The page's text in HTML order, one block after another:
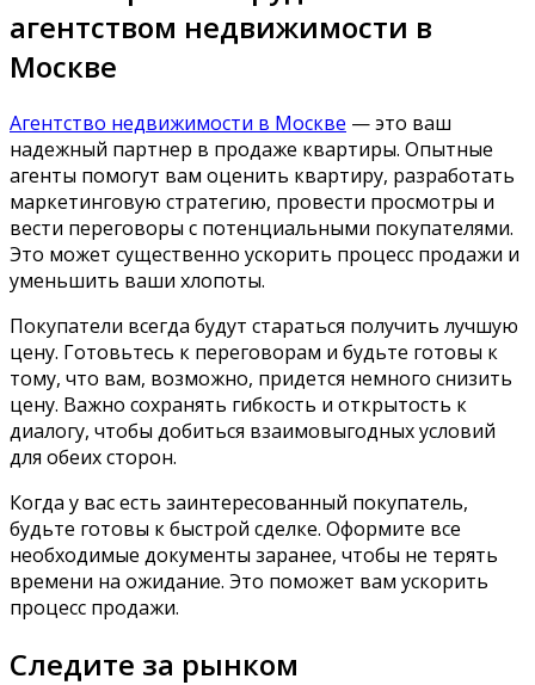
агентством недвижимости в
Москве
Агентство недвижимости в Москве — это ваш
надежный партнер в продаже квартиры. Опытные
агенты помогут вам оценить квартиру, разработать
маркетинговую стратегию, провести просмотры и
вести переговоры с потенциальными покупателями.
Это может существенно ускорить процесс продажи и
уменьшить ваши хлопоты.
Покупатели всегда будут стараться получить лучшую
цену. Готовьтесь к переговорам и будьте готовы к
тому, что вам, возможно, придется немного снизить
цену. Важно сохранять гибкость и открытость к
диалогу, чтобы добиться взаимовыгодных условий
для обеих сторон.
Когда у вас есть заинтересованный покупатель,
будьте готовы к быстрой сделке. Оформите все
необходимые документы заранее, чтобы не терять
времени на ожидание. Это поможет вам ускорить
процесс продажи.
Следите за рынком